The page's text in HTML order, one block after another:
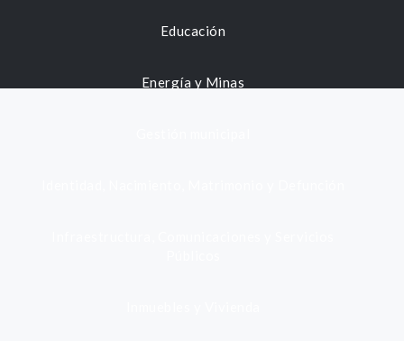
Educación
Energía y Minas